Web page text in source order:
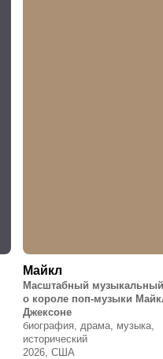
Майкл
Масштабный
о короле поп-музыки
Джексоне
биография, драма, музыка,
исторический
2026, США